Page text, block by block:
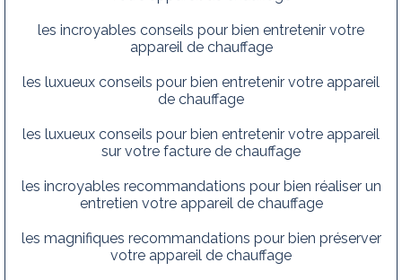
les incroyables conseils pour bien entretenir votre
appareil de chauffage
les luxueux conseils pour bien entretenir votre appareil
de chauffage
les luxueux conseils pour bien entretenir votre appareil
sur votre facture de chauffage
les incroyables recommandations pour bien réaliser un
entretien votre appareil de chauffage
les magnifiques recommandations pour bien préserver
votre appareil de chauffage